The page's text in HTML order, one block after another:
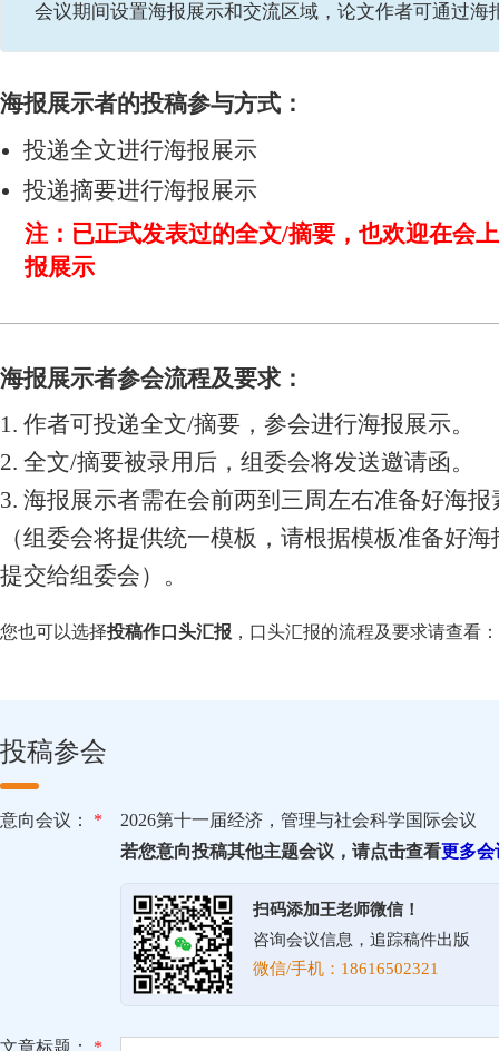
会议期间设置海报展示和交流区域，论文作者可通过海
海报展示者的投稿参与方式：
投递全文进行海报展示
投递摘要进行海报展示
注：已正式发表过的全文/摘要，也欢迎在会
报展示
海报展示者参会流程及要求：
1. 作者可投递全文/摘要，参会进行海报展示。
2. 全文/摘要被录用后，组委会将发送邀请函。
3. 海报展示者需在会前两到三周左右准备好海报
（组委会将提供统一模板，请根据模板准备好
提交给组委会）。
您也可以选择投稿作口头汇报 ，口头汇报的流程及要求请查看：
投稿参会
意向会议： *
2026第十一届经济，管理与社会科学国际会议
若您意向投稿其他主题会议，请点击查看更多会
扫码添加王老师微信！
咨询会议信息，追踪稿件出版
微信/手机：18616502321